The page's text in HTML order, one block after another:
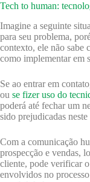
Tech to human:
Imagine a seguinte
para seu problema,
contexto, ele não sabe
como implementar em
Se ao entrar em
ou se fizer uso do
poderá até fechar um
sido prejudicadas neste
Com a comunicação
prospecção e vendas,
cliente, pode verificar
envolvidos no